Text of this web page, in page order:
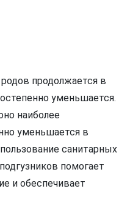
продолжается в
уменьшается.
наиболее
уменьшается в
санитарных
помогает
и обеспечивает